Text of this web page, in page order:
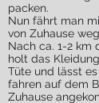
packen.
Nun fährt man
von Zuhause
Nach ca. 1-2 km
holt das
Tüte und lässt
fahren auf dem
Zuhause